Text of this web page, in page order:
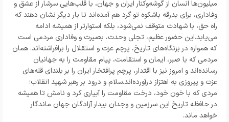
میلیون‌ها انسان از گوشه‌وکنار ایران و جهان، با قلب‌هایی سرشار از عشق و
وفاداری، برای بدرقه باشکوه تو گرد هم آمده‌اند تا بار دیگر نشان دهند که
راه حق، با شهادت متوقف نمی‌شود، بلکه استوارتر از همیشه ادامه
می‌یابد.این حضور عظیم، تجلی وحدت، بصیرت و وفاداری مردمی است
که همواره در بزنگاه‌های تاریخ، پرچم عزت و استقلال را برافراشته‌اند. همان
مردمی که با صبر، ایمان و استقامت، پیام مقاومت را به جهانیان
رسانده‌اند و امروز نیز با اقتدار، پرچم پرافتخار ایران را بر بلندای قله‌های
عزت و پیروزی به اهتزاز درآورده‌اند.سلام و درود بر رهبر شهید انقلاب؛
مردی که با خون خود، درخت مقاومت را آبیاری کرد و نامش تا همیشه
در حافظه تاریخ این سرزمین و وجدان بیدار آزادگان جهان ماندگار
خواهد ماند.